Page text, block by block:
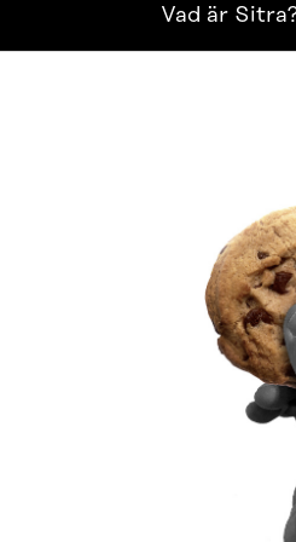
Vad är
Beskrivning av